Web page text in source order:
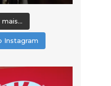
Instagram